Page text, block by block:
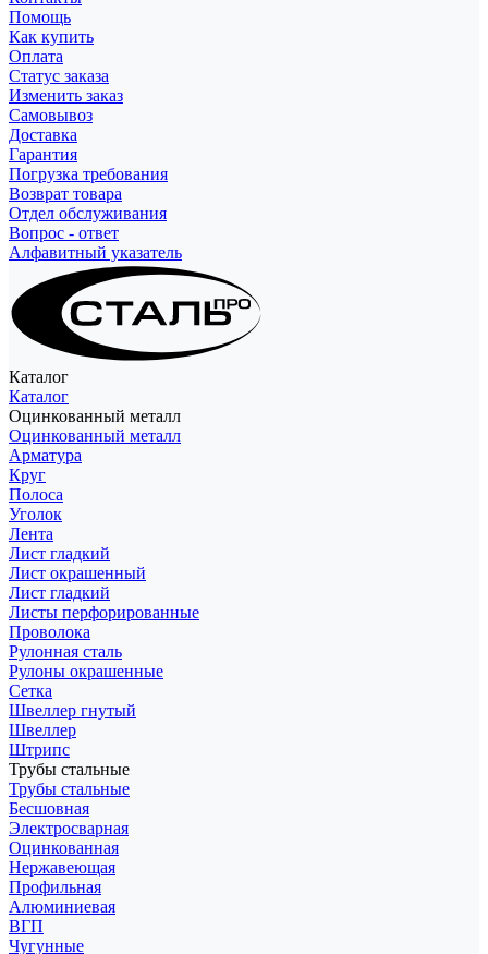
Помощь
Как купить
Оплата
Статус заказа
Изменить заказ
Самовывоз
Доставка
Гарантия
Погрузка требования
Возврат товара
Отдел обслуживания
Вопрос - ответ
Алфавитный указатель
Каталог
Каталог
Оцинкованный металл
Оцинкованный металл
Арматура
Круг
Полоса
Уголок
Лента
Лист гладкий
Лист окрашенный
Лист гладкий
Листы перфорированные
Проволока
Рулонная сталь
Рулоны окрашенные
Сетка
Швеллер гнутый
Швеллер
Штрипс
Трубы стальные
Трубы стальные
Бесшовная
Электросварная
Оцинкованная
Нержавеющая
Профильная
Алюминиевая
ВГП
Чугунные